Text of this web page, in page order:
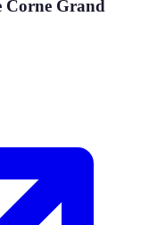
Corne Grand